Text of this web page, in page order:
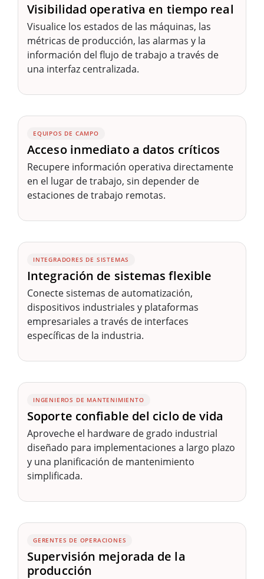
Visibilidad operativa en tiempo real
Visualice los estados de las máquinas, las
métricas de producción, las alarmas y la
información del flujo de trabajo a través de
una interfaz centralizada.
EQUIPOS DE CAMPO
Acceso inmediato a datos críticos
Recupere información operativa directamente
en el lugar de trabajo, sin depender de
estaciones de trabajo remotas.
INTEGRADORES DE SISTEMAS
Integración de sistemas flexible
Conecte sistemas de automatización,
dispositivos industriales y plataformas
empresariales a través de interfaces
específicas de la industria.
INGENIEROS DE MANTENIMIENTO
Soporte confiable del ciclo de vida
Aproveche el hardware de grado industrial
diseñado para implementaciones a largo plazo
y una planificación de mantenimiento
simplificada.
GERENTES DE OPERACIONES
Supervisión mejorada de la
producción